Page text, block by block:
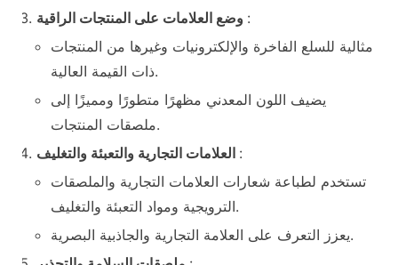
:
مثالية للسلع الفاخرة والإلكترونيات وغيرها من المنتجات
ذات القيمة العالية.
يضيف اللون المعدني مظهرًا متطورًا ومميزًا إلى
ملصقات المنتجات.
:
تستخدم لطباعة شعارات العلامات التجارية والملصقات
الترويجية ومواد التعبئة والتغليف.
يعزز التعرف على العلامة التجارية والجاذبية البصرية.